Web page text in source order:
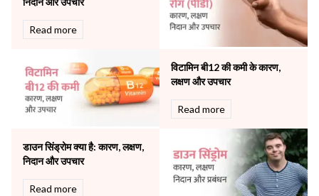
Pulmonology
Rheumatology
Robotic Precision
The Breast Centre
The Oncology Centre
Urology
Water Birthing
Women Wellness
Read more
विटामिन बी12 की कमी के कारण,
लक्षण और उपचार
Read more
डाउन सिंड्रोम क्या है: कारण, लक्षण,
निदान और उपचार
Read more